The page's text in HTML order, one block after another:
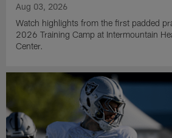
Aug 03, 2026
Watch highlights from the first padded
2026 Training Camp at Intermountain
Center.